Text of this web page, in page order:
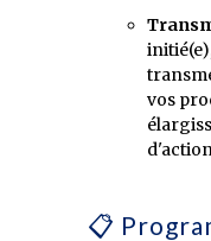
vos
📋